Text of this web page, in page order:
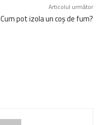
Articolul următor
Cum pot izola un coș de fum?